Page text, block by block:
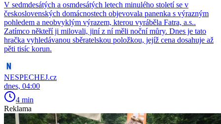
V sedmdesátých a osmdesátých letech minulého století se v
československých domácnostech objevovala panenka s výrazným
pohledem a neobvyklým výrazem, kterou vyráběla Fatra, a.s..
Zatímco někteří ji milovali, jiní z ní měli noční můry. Dnes je tato
hračka vyhledávanou sběratelskou položkou, jejíž cena dosahuje až
pěti tisíc korun.
NESPECHEJ.cz
dnes, 04:00
4 min
Reklama